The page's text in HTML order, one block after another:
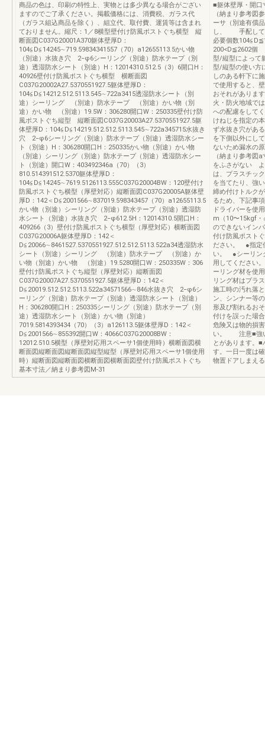
商品の色は、印刷の特性上、実物とは多少異なる場合がござい
ますのでご了承ください。掲載価格には、消費税、ガラス代
（ガラス組込商品を除く）、組立代、取付費、運賃等は含まれ
ておりません。縮尺：1／8横型壁付け防風ポストぐち横型 縦
断面図C037G20001A370躯体壁厚D：
104≦D≦14245∼719.59834341557（70）a12655113.5かい物
（別途）水抜き穴 2−φ6シーリング（別途）防水テープ（別
途）透湿防水シート（別途）H：12014310.512.5（3）6開口H：
40926壁付け防風ポストぐち横型 横断面図
C037G20002A27.5370551927.5躯体壁厚D：
104≦D≦14212.512.5113.545∼722a3415透湿防水シート（別
途）シーリング （別途）防水テープ （別途）かい物（別
途）かい物 （別途）19.5W：306280開口W：250335壁付け防
風ポストぐち縦型 縦断面図C037G20003A27.5370551927.5躯
体壁厚D：104≦D≦14219.512.512.5113.545∼722a345715水抜き
穴 2−φ6シーリング（別途）防水テープ（別途）透湿防水シー
ト（別途）H：306280開口H：250335かい物（別途）かい物
（別途）シーリング（別途）防水テープ（別途）透湿防水シー
ト（別途）開口W：403492346a（70）（3）
810.514391512.5370躯体壁厚D：
104≦D≦14245∼7619.5126113.555C037G20004BW：120壁付け
防風ポストぐち横型（厚壁対応）縦断面図C037G20005A躯体壁
厚D：142＜D≦2001566∼837019.598343457（70）a12655113.5
かい物（別途）シーリング（別途）防水テープ（別途）透湿防
水シート（別途）水抜き穴 2−φ612.5H：12014310.5開口H：
409266（3）壁付け防風ポストぐち横型（厚壁対応）横断面図
C037G20006A躯体壁厚D：142＜
D≦20066∼8461527.5370551927.512.512.5113.522a34透湿防水
シート（別途）シーリング （別途）防水テープ （別途）か
い物（別途）かい物 （別途）19.5280開口W：250335W：306
壁付け防風ポストぐち縦型（厚壁対応）縦断面図
C037G20007A27.5370551927.5躯体壁厚D：142＜
D≦20019.512.512.5113.522a34571566∼846水抜き穴 2−φ6シ
ーリング（別途）防水テープ（別途）透湿防水シート（別途）
H：306280開口H：250335シーリング（別途）防水テープ（別
途）透湿防水シート（別途）かい物（別途）
7019.5814393434（70）（3）a126113.5躯体壁厚D：142＜
D≦2001566∼855392開口W：4066C037G20008BW：
12012.510.5横型（厚壁対応用スペーサ1個使用時）横断面図横
断面図縦断面図縦断面図縦型縦型（厚壁対応用スペーサ1個使用
時）縦断面図縦断面図横断面図横断面図壁付け防風ポストぐち
基本寸法／納まり参考図M-31
■躯体壁厚・開口
（納まり参考図
ーサ（別途有償
し、 手配して
必要個数
200<D≦2602個
型/縦型によっ
型/縦型の使い方
しのある軒下に
で使用すると、
おそれがありま
火・防火地域で
への配慮をして
けねじを指定の
ず水抜き穴があ
を下側以外にし
ないため漏水の
（納まり参考図
をふさがない よ
は、プラスチッ
を当てたり、強
締め付けトルク
るため、下記事
ドライバーを使
m（10〜15kgf
のできないイン
付け防風ポスト
ださい。 ●指定
い。 ●シーリン
用してください
ーリング材を使
リング材はプラ
施工時の汚れ落
ン、シンナー等
形及び割れるお
付けを誤った場
危険又は物的損
い。 注意■強い
とがあります。
す。一日一度は
物置ドアしまえ